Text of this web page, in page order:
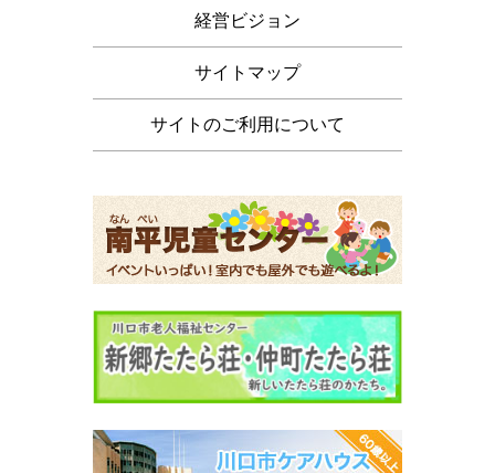
経営ビジョン
サイトマップ
サイトのご利用について